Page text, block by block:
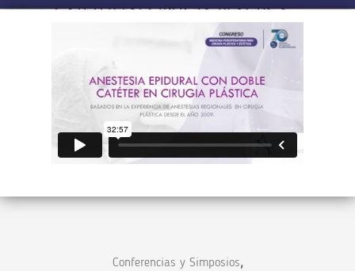
Conferencias y Simposios,